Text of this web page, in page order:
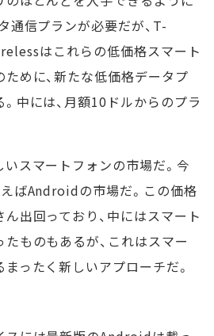
通信プランが必要だが、T-
はこれらの低価格スマート
めに、新たな低価格データプ
中には、月額10ドルからのプラ
スマートフォンの市場だ。今
ばAndroidの市場だ。この価格
出回っており、中にはスマート
ものもあるが、これはスマー
ったく新しいアプローチだ。